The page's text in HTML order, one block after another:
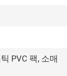
PVC 팩, 소매